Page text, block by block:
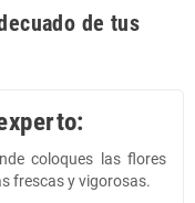
de tus
coloques las flores
frescas y vigorosas.